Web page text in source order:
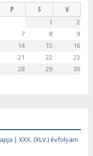
P S V
1
2
7 8
9
14 15
16
21 22
23
28 29
30
| XXX. (XLV.) évfolyam